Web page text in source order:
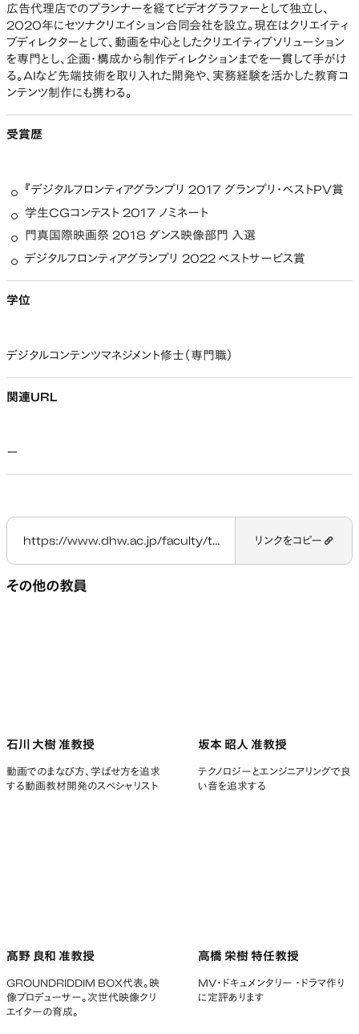
広告代理店でのプランナーを経てビデオグラファーとして独立し、
2020年にセツナクリエイション合同会社を設立。現在はクリエイティ
ブディレクターとして、動画を中心としたクリエイティブソリューション
を専門とし、企画・構成から制作ディレクションまでを一貫して手がけ
る。AIなど先端技術を取り入れた開発や、実務経験を活かした教育コ
ンテンツ制作にも携わる。
受賞歴
『デジタルフロンティアグランプリ 2017 グランプリ・ベストPV賞
学生CGコンテスト 2017 ノミネート
門真国際映画祭 2018 ダンス映像部門 入選
デジタルフロンティアグランプリ 2022 ベストサービス賞
学位
デジタルコンテンツマネジメント修士（専門職）
関連URL
ー
https://www.dhw.ac.jp/faculty/teacher/fujiyoshi-kaho/ リンクをコピー
その他の教員
石川 大樹 准教授
動画でのまなび方、学ばせ方を追求
する動画教材開発のスペシャリスト
坂本 昭人 准教授
テクノロジーとエンジニアリングで良
い音を追求する
髙野 良和 准教授
GROUNDRIDDIM BOX代表。映
像プロデューサー。次世代映像クリ
エイターの育成。
高橋 栄樹 特任教授
MV・ドキュメンタリー ・ドラマ作り
に定評あります